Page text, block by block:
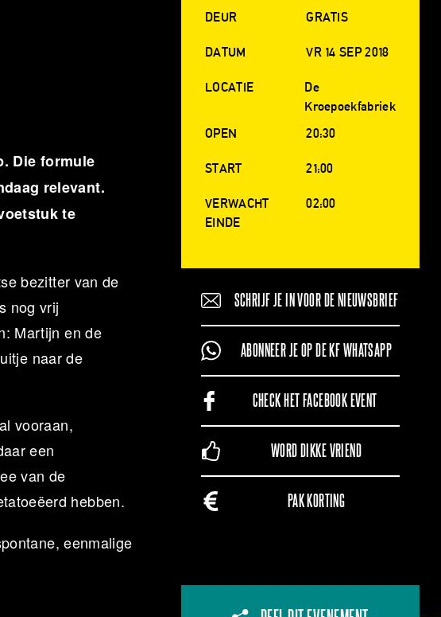
Die formule
relevant.
te
bezitter van de
nog vrij
Martijn en de
naar de
vooraan,
een
van de
hebben.
eenmalige
DEUR GRATIS
DATUM VR 14 SEP 2018
LOCATIE
De
Kroepoekfabriek
OPEN
20:30
START 21:00
VERWACHT
EINDE
02:00
SCHRIJF JE IN VOOR DE NIEUWSBRIEF
ABONNEER JE OP DE KF WHATSAPP
CHECK HET FACEBOOK EVENT
WORD DIKKE VRIEND
PAK KORTING